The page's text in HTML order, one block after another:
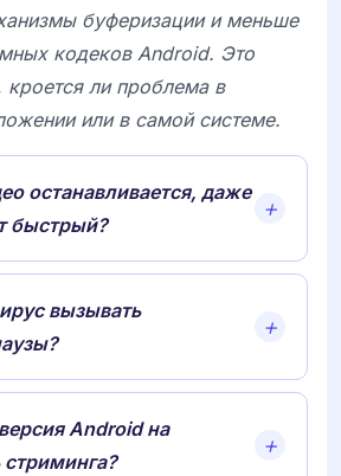
буферизации и меньше
кодеков Android. Это
кроется ли проблема в
или в самой системе.
останавливается, даже
быстрый?
вызывать
Android на
стриминга?